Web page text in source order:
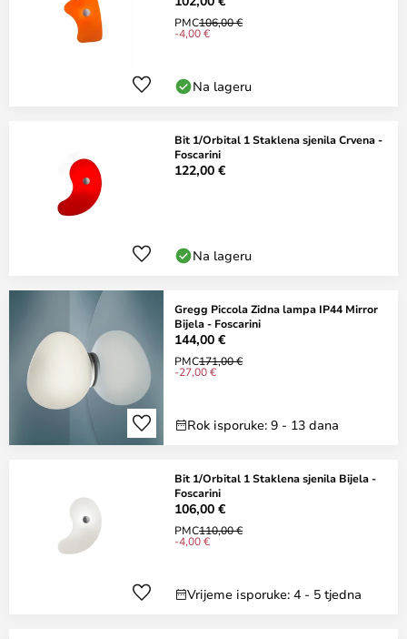
PMC106,00 €
-4,00 €
Na lageru
Bit 1/Orbital 1 Staklena sjenila Crvena -
Foscarini
122,00 €
Na lageru
Gregg Piccola Zidna lampa IP44 Mirror
Bijela - Foscarini
144,00 €
PMC171,00 €
-27,00 €
Rok isporuke: 9 - 13 dana
Bit 1/Orbital 1 Staklena sjenila Bijela -
Foscarini
106,00 €
PMC110,00 €
-4,00 €
Vrijeme isporuke: 4 - 5 tjedna